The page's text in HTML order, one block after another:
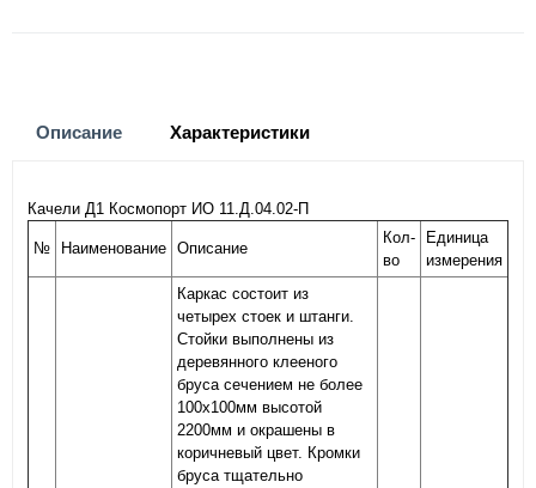
Описание Характеристики
Качели Д1 Космопорт ИО 11.Д.04.02-П
№ Наименование Описание
Кол-
во
Единица
измерения
Каркас состоит из
четырех стоек и штанги.
Стойки выполнены из
деревянного клееного
бруса сечением не более
100х100мм высотой
2200мм и окрашены в
коричневый цвет. Кромки
бруса тщательно